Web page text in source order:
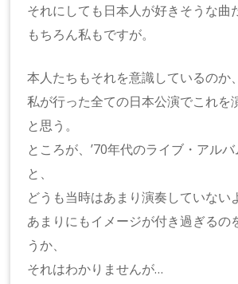
それにしても日本人が好きそうな曲
もちろん私もですが。
本人たちもそれを意識しているのか、
私が行った全ての日本公演でこれを
と思う。
ところが、’70年代のライブ・アル
と、
どうも当時はあまり演奏していない
あまりにもイメージが付き過ぎるの
うか、
それはわかりませんが…